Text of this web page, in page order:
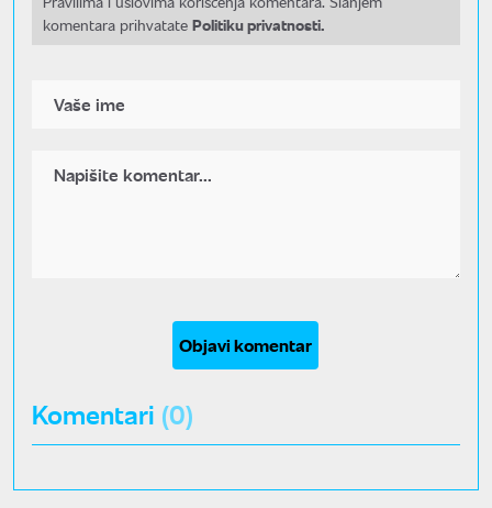
komentara prihvatate Politiku privatnosti.
Objavi komentar
Komentari (0)